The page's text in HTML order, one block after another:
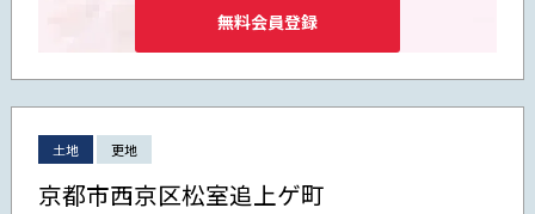
無料会員登録
土地 更地
京都市西京区松室追上ゲ町